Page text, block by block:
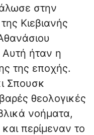
στην
Κιεβιανής
ήταν η
της εποχής.
Σπουσκ
θεολογικές
νοήματα,
περίμεναν το